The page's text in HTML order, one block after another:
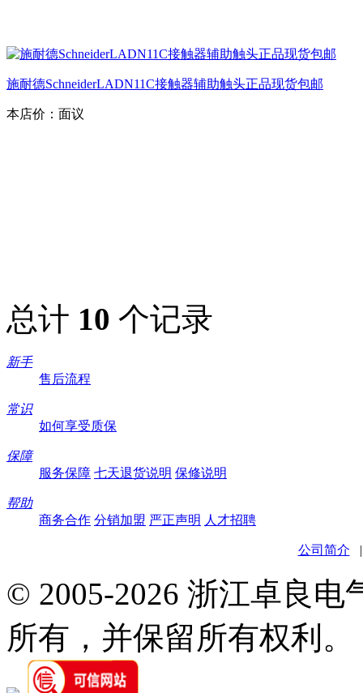
施耐德SchneiderLADN11C接触器辅助触头正品现货包邮
本店价： 面议
总计 10 个记录
新手
售后流程
常识
如何享受质保
保障
服务保障 七天退货说明 保修说明
帮助
商务合作 分销加盟 严正声明 人才招聘
公司简介
© 2005-2026 浙江卓良
所有，并保留所有权利。